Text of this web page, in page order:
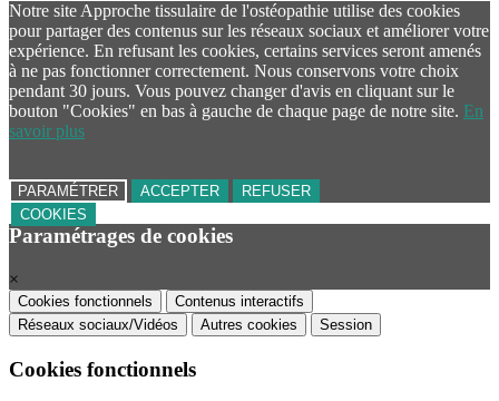
Notre site Approche tissulaire de l'ostéopathie utilise des cookies
pour partager des contenus sur les réseaux sociaux et améliorer votre
expérience. En refusant les cookies, certains services seront amenés
à ne pas fonctionner correctement. Nous conservons votre choix
pendant 30 jours. Vous pouvez changer d'avis en cliquant sur le
bouton "Cookies" en bas à gauche de chaque page de notre site. En
savoir plus
PARAMÉTRER ACCEPTER
REFUSER
COOKIES
Paramétrages de cookies
×
Cookies fonctionnels
Contenus interactifs
Réseaux sociaux/Vidéos
Autres cookies Session
Cookies fonctionnels